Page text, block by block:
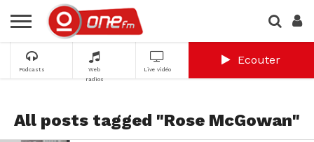
Podcasts
Web
radios
Live vidéo
Ecouter
All posts tagged "Rose McGowan"